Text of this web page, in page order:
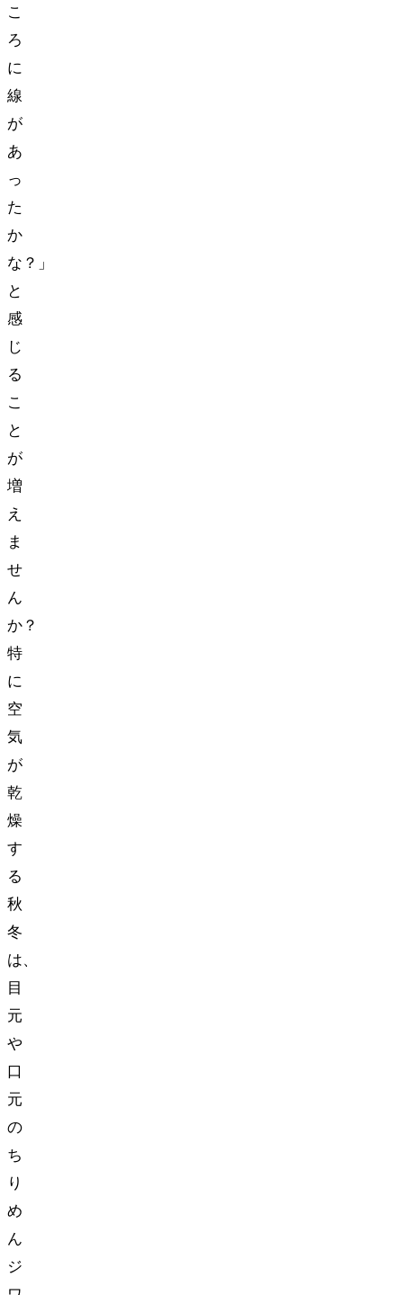
こ
ろ
に
線
が
あ
っ
た
か
な？」
と
感
じ
る
こ
と
が
増
え
ま
せ
ん
か？
特
に
空
気
が
乾
燥
す
る
秋
冬
は、
目
元
や
口
元
の
ち
り
め
ん
ジ